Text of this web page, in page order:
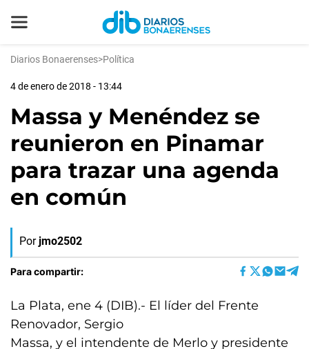
Diarios Bonaerenses>Política
4 de enero de 2018 - 13:44
Massa y Menéndez se
reunieron en Pinamar
para trazar una agenda
en común
Por jmo2502
Para compartir:
La Plata, ene 4 (DIB).- El líder del Frente
Renovador, Sergio
Massa, y el intendente de Merlo y presidente